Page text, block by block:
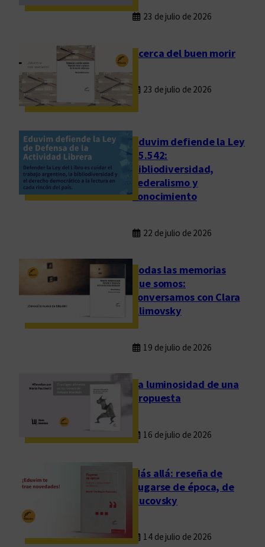
23 de julio de 2026
Acerca del buen morir
23 de julio de 2026
Eduvim defiende la Ley
25.542:
bibliodiversidad,
federalismo y
conocimiento
22 de julio de 2026
Todas las memorias
que somos:
conversamos con Clara
Klimovsky
19 de julio de 2026
La luminosidad de una
propuesta
16 de julio de 2026
Más allá: reseña de
Fugarse de época, de
Rucovsky
14 de julio de 2026